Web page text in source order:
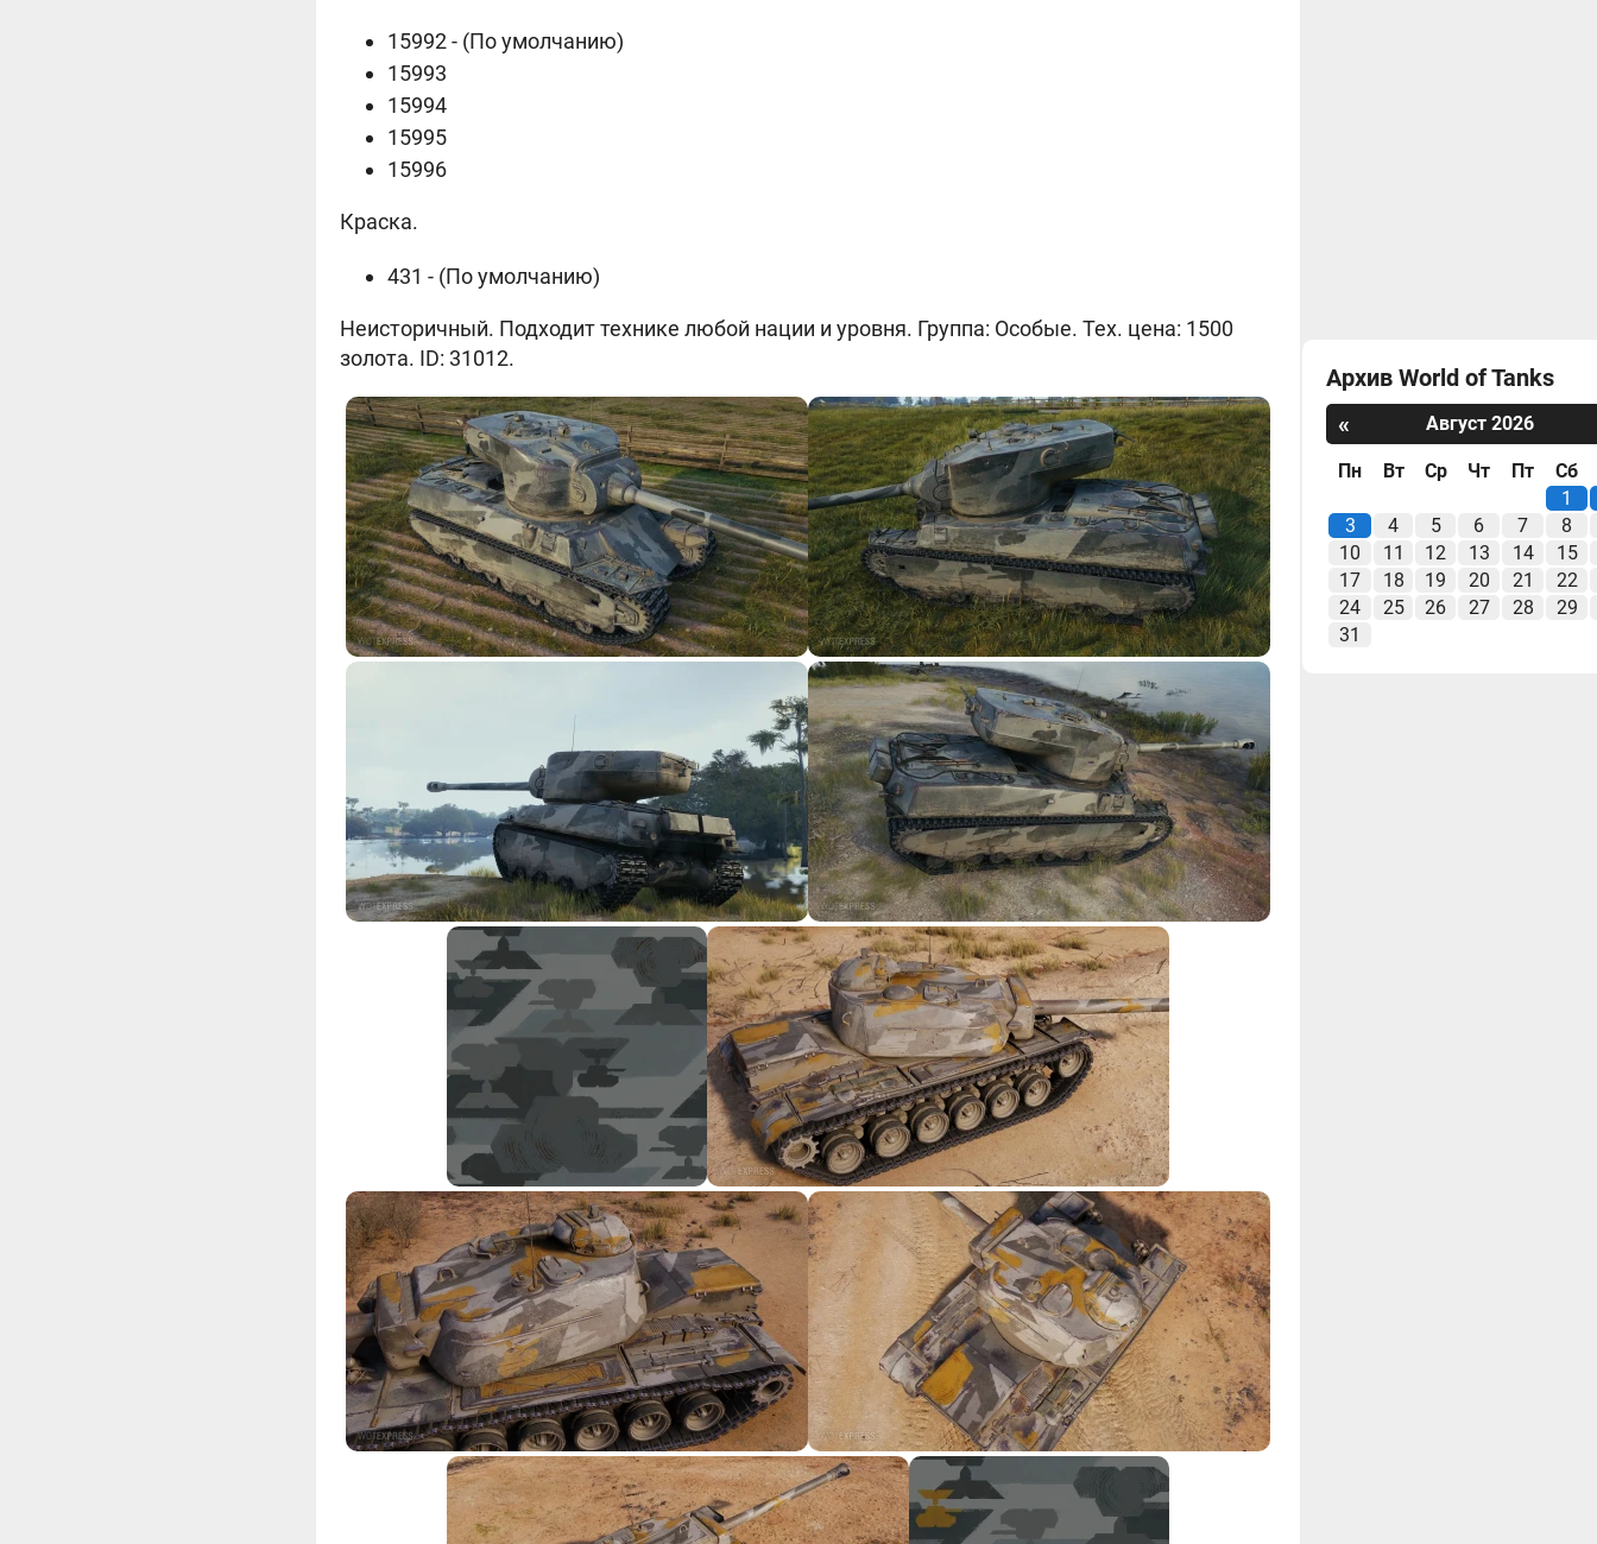
15992 - (По умолчанию)
15993
15994
15995
15996
Краска.
431 - (По умолчанию)
Неисторичный. Подходит технике любой нации и уровня. Группа: Особые. Тех. цена: 1500
золота. ID: 31012.
Архив World of Tanks
«
Август 2026
Пн Вт Ср Чт Пт
Сб
1
3
4 5 6 7
8
10
11 12 13 14
15
17
18 19 20 21
22
24
25 26 27 28
29
31